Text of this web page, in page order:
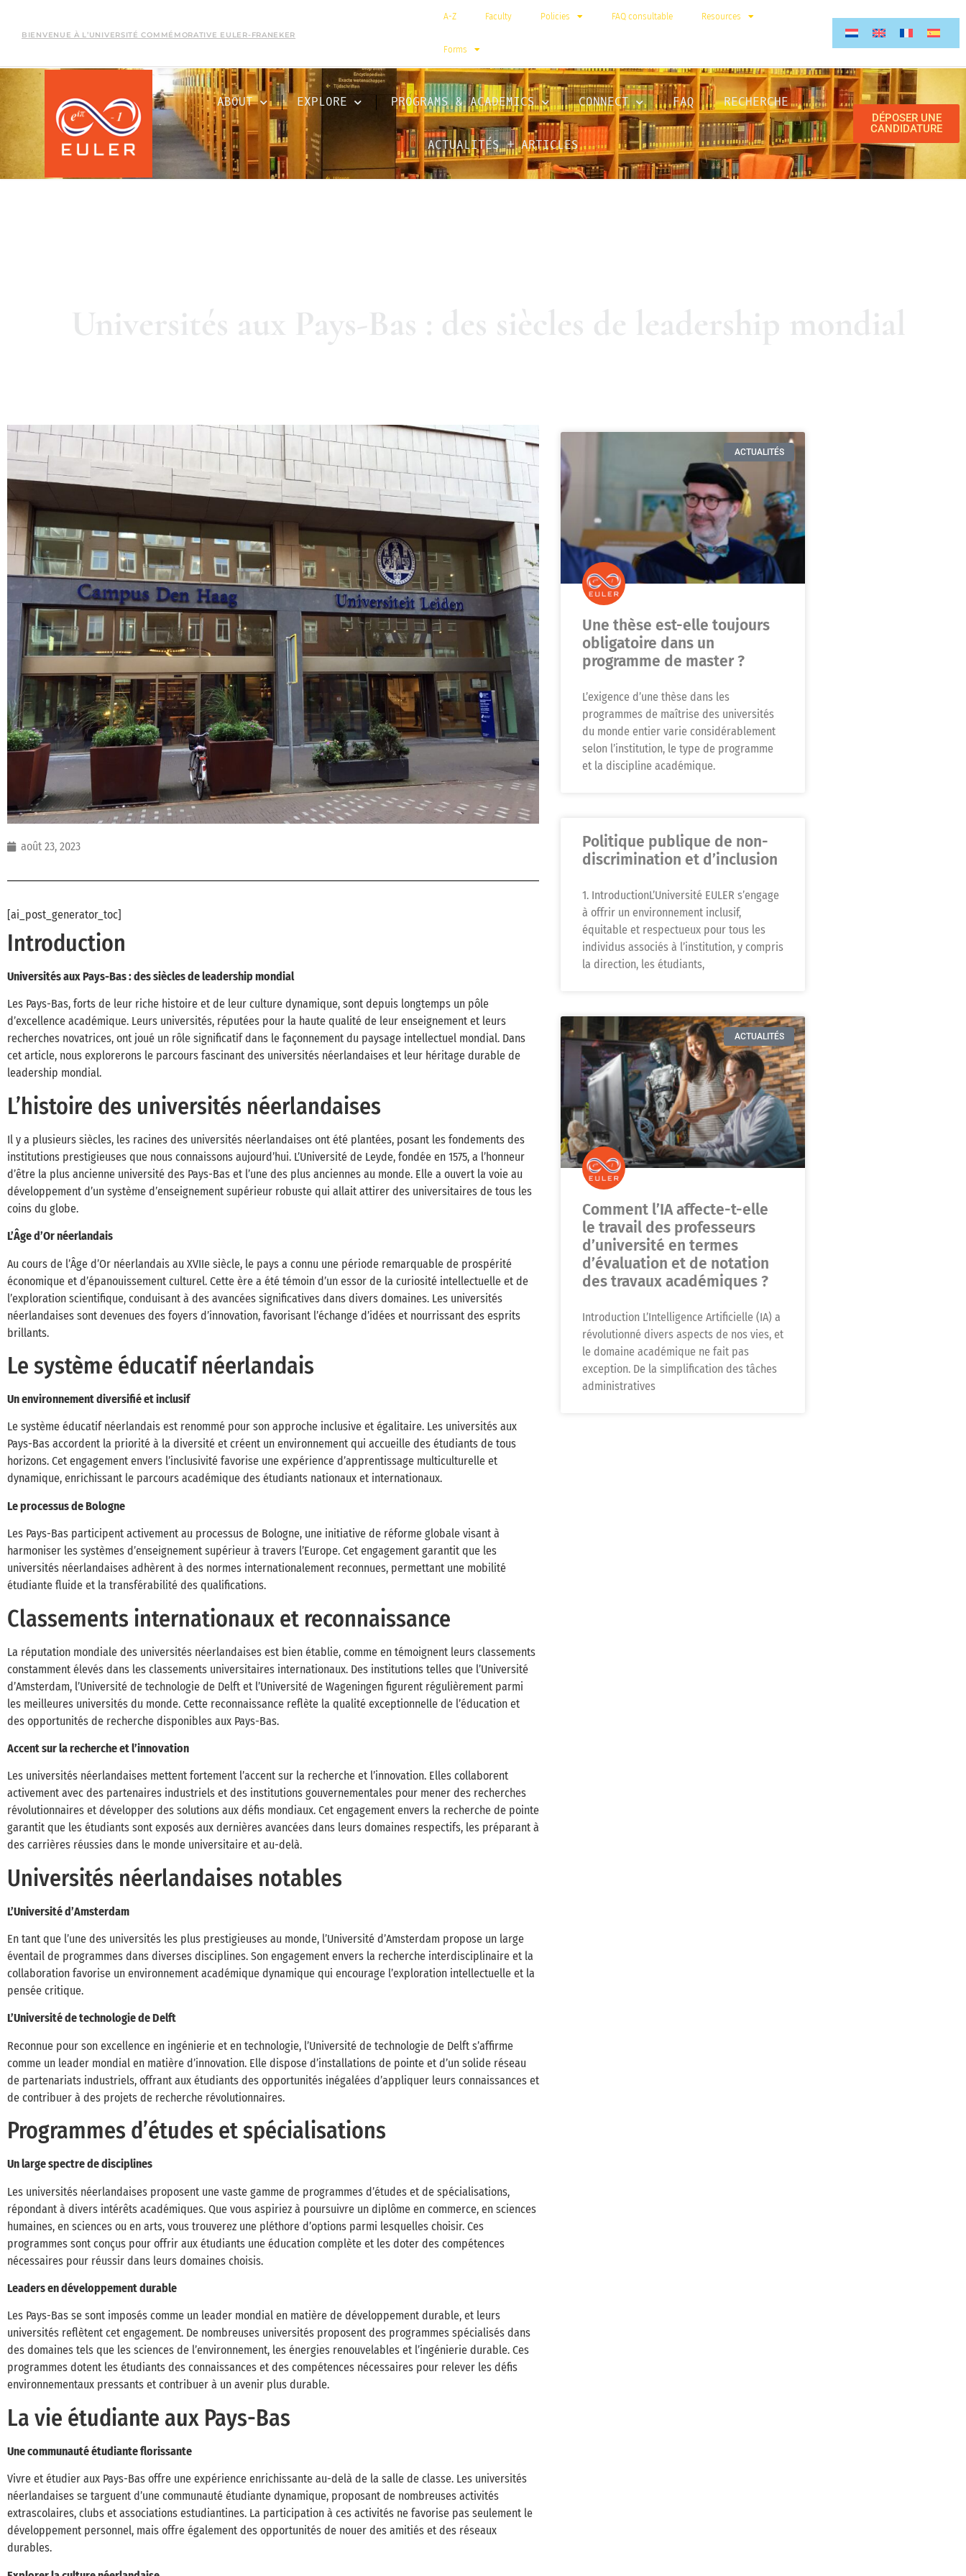
BIENVENUE À L’UNIVERSITÉ COMMÉMORATIVE EULER-FRANEKER
A-Z Faculty Policies FAQ consultable Resources
Forms
ABOUT EXPLORE PROGRAMS & ACADEMICS CONNECT FAQ RECHERCHE
ACTUALITÉS + ARTICLES
DÉPOSER UNE
CANDIDATURE
Universités aux Pays-Bas : des siècles de leadership mondial
août 23, 2023
[ai_post_generator_toc]
Introduction
Universités aux Pays-Bas : des siècles de leadership mondial
Les Pays-Bas, forts de leur riche histoire et de leur culture dynamique, sont depuis longtemps un pôle
d’excellence académique. Leurs universités, réputées pour la haute qualité de leur enseignement et leurs
recherches novatrices, ont joué un rôle significatif dans le façonnement du paysage intellectuel mondial. Dans
cet article, nous explorerons le parcours fascinant des universités néerlandaises et leur héritage durable de
leadership mondial.
L’histoire des universités néerlandaises
Il y a plusieurs siècles, les racines des universités néerlandaises ont été plantées, posant les fondements des
institutions prestigieuses que nous connaissons aujourd’hui. L’Université de Leyde, fondée en 1575, a l’honneur
d’être la plus ancienne université des Pays-Bas et l’une des plus anciennes au monde. Elle a ouvert la voie au
développement d’un système d’enseignement supérieur robuste qui allait attirer des universitaires de tous les
coins du globe.
L’Âge d’Or néerlandais
Au cours de l’Âge d’Or néerlandais au XVIIe siècle, le pays a connu une période remarquable de prospérité
économique et d’épanouissement culturel. Cette ère a été témoin d’un essor de la curiosité intellectuelle et de
l’exploration scientifique, conduisant à des avancées significatives dans divers domaines. Les universités
néerlandaises sont devenues des foyers d’innovation, favorisant l’échange d’idées et nourrissant des esprits
brillants.
Le système éducatif néerlandais
Un environnement diversifié et inclusif
Le système éducatif néerlandais est renommé pour son approche inclusive et égalitaire. Les universités aux
Pays-Bas accordent la priorité à la diversité et créent un environnement qui accueille des étudiants de tous
horizons. Cet engagement envers l’inclusivité favorise une expérience d’apprentissage multiculturelle et
dynamique, enrichissant le parcours académique des étudiants nationaux et internationaux.
Le processus de Bologne
Les Pays-Bas participent activement au processus de Bologne, une initiative de réforme globale visant à
harmoniser les systèmes d’enseignement supérieur à travers l’Europe. Cet engagement garantit que les
universités néerlandaises adhèrent à des normes internationalement reconnues, permettant une mobilité
étudiante fluide et la transférabilité des qualifications.
Classements internationaux et reconnaissance
La réputation mondiale des universités néerlandaises est bien établie, comme en témoignent leurs classements
constamment élevés dans les classements universitaires internationaux. Des institutions telles que l’Université
d’Amsterdam, l’Université de technologie de Delft et l’Université de Wageningen figurent régulièrement parmi
les meilleures universités du monde. Cette reconnaissance reflète la qualité exceptionnelle de l’éducation et
des opportunités de recherche disponibles aux Pays-Bas.
Accent sur la recherche et l’innovation
Les universités néerlandaises mettent fortement l’accent sur la recherche et l’innovation. Elles collaborent
activement avec des partenaires industriels et des institutions gouvernementales pour mener des recherches
révolutionnaires et développer des solutions aux défis mondiaux. Cet engagement envers la recherche de pointe
garantit que les étudiants sont exposés aux dernières avancées dans leurs domaines respectifs, les préparant à
des carrières réussies dans le monde universitaire et au-delà.
Universités néerlandaises notables
L’Université d’Amsterdam
En tant que l’une des universités les plus prestigieuses au monde, l’Université d’Amsterdam propose un large
éventail de programmes dans diverses disciplines. Son engagement envers la recherche interdisciplinaire et la
collaboration favorise un environnement académique dynamique qui encourage l’exploration intellectuelle et la
pensée critique.
L’Université de technologie de Delft
Reconnue pour son excellence en ingénierie et en technologie, l’Université de technologie de Delft s’affirme
comme un leader mondial en matière d’innovation. Elle dispose d’installations de pointe et d’un solide réseau
de partenariats industriels, offrant aux étudiants des opportunités inégalées d’appliquer leurs connaissances et
de contribuer à des projets de recherche révolutionnaires.
Programmes d’études et spécialisations
Un large spectre de disciplines
Les universités néerlandaises proposent une vaste gamme de programmes d’études et de spécialisations,
répondant à divers intérêts académiques. Que vous aspiriez à poursuivre un diplôme en commerce, en sciences
humaines, en sciences ou en arts, vous trouverez une pléthore d’options parmi lesquelles choisir. Ces
programmes sont conçus pour offrir aux étudiants une éducation complète et les doter des compétences
nécessaires pour réussir dans leurs domaines choisis.
Leaders en développement durable
Les Pays-Bas se sont imposés comme un leader mondial en matière de développement durable, et leurs
universités reflètent cet engagement. De nombreuses universités proposent des programmes spécialisés dans
des domaines tels que les sciences de l’environnement, les énergies renouvelables et l’ingénierie durable. Ces
programmes dotent les étudiants des connaissances et des compétences nécessaires pour relever les défis
environnementaux pressants et contribuer à un avenir plus durable.
La vie étudiante aux Pays-Bas
Une communauté étudiante florissante
Vivre et étudier aux Pays-Bas offre une expérience enrichissante au-delà de la salle de classe. Les universités
néerlandaises se targuent d’une communauté étudiante dynamique, proposant de nombreuses activités
extrascolaires, clubs et associations estudiantines. La participation à ces activités ne favorise pas seulement le
développement personnel, mais offre également des opportunités de nouer des amitiés et des réseaux
durables.
ACTUALITÉS
Une thèse est-elle toujours
obligatoire dans un
programme de master ?
L’exigence d’une thèse dans les
programmes de maîtrise des universités
du monde entier varie considérablement
selon l’institution, le type de programme
et la discipline académique.
Politique publique de non-
discrimination et d’inclusion
1. IntroductionL’Université EULER s’engage
à offrir un environnement inclusif,
équitable et respectueux pour tous les
individus associés à l’institution, y compris
la direction, les étudiants,
ACTUALITÉS
Comment l’IA affecte-t-elle
le travail des professeurs
d’université en termes
d’évaluation et de notation
des travaux académiques ?
Introduction L’Intelligence Artificielle (IA) a
révolutionné divers aspects de nos vies, et
le domaine académique ne fait pas
exception. De la simplification des tâches
administratives